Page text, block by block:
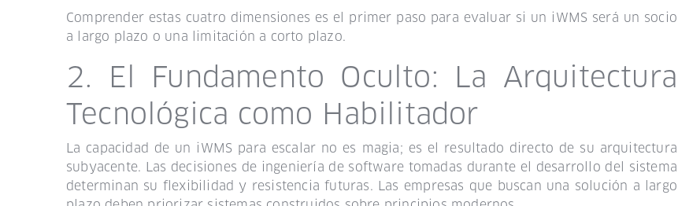
Comprender estas cuatro dimensiones es el primer paso para evaluar si un iWMS será un socio
a largo plazo o una limitación a corto plazo.
2. El Fundamento Oculto: La Arquitectura
Tecnológica como Habilitador
La capacidad de un iWMS para escalar no es magia; es el resultado directo de su arquitectura
subyacente. Las decisiones de ingeniería de software tomadas durante el desarrollo del sistema
determinan su flexibilidad y resistencia futuras. Las empresas que buscan una solución a largo